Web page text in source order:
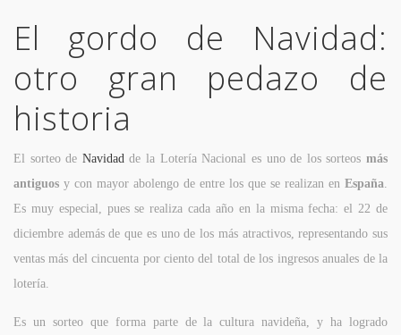
El gordo de Navidad:
otro gran pedazo de
historia
El sorteo de Navidadde la Lotería Nacional es uno de los sorteosmás
antiguos y con mayor abolengo de entre los que se realizan en España.
Es muy especial, pues se realiza cada año en la misma fecha: el 22 de
diciembre además de que es uno de los más atractivos, representando sus
ventas más del cincuenta por ciento del total de los ingresos anuales de la
lotería.
Es un sorteo que forma parte de la cultura navideña, y ha logrado